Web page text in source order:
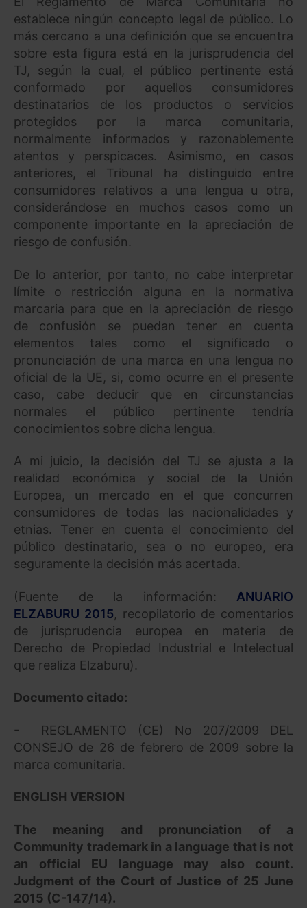
establece ningún concepto legal de público. Lo
más cercano a una definición que se encuentra
sobre esta figura está en la jurisprudencia del
TJ, según la cual, el público pertinente está
conformado por aquellos consumidores
destinatarios de los productos o servicios
protegidos por la marca comunitaria,
normalmente informados y razonablemente
atentos y perspicaces. Asimismo, en casos
anteriores, el Tribunal ha distinguido entre
consumidores relativos a una lengua u otra,
considerándose en muchos casos como un
componente importante en la apreciación de
riesgo de confusión.
De lo anterior, por tanto, no cabe interpretar
límite o restricción alguna en la normativa
marcaria para que en la apreciación de riesgo
de confusión se puedan tener en cuenta
elementos tales como el significado o
pronunciación de una marca en una lengua no
oficial de la UE, si, como ocurre en el presente
caso, cabe deducir que en circunstancias
normales el público pertinente tendría
conocimientos sobre dicha lengua.
A mi juicio, la decisión del TJ se ajusta a la
realidad económica y social de la Unión
Europea, un mercado en el que concurren
consumidores de todas las nacionalidades y
etnias. Tener en cuenta el conocimiento del
público destinatario, sea o no europeo, era
seguramente la decisión más acertada.
(Fuente de la información: ANUARIO
ELZABURU 2015, recopilatorio de comentarios
de jurisprudencia europea en materia de
Derecho de Propiedad Industrial e Intelectual
que realiza Elzaburu).
Documento citado:
- REGLAMENTO (CE) No 207/2009 DEL
CONSEJO de 26 de febrero de 2009 sobre la
marca comunitaria.
ENGLISH VERSION
The meaning and pronunciation of a
Community trademark in a language that is not
an official EU language may also count.
Judgment of the Court of Justice of 25 June
2015 (C-147/14).